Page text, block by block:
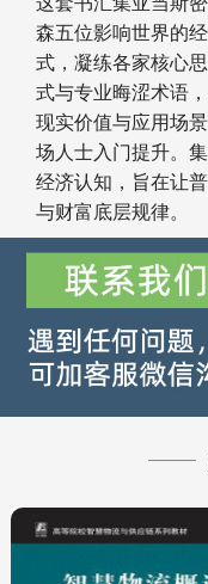
森五位影响世界的
式，凝练各家核心
式与专业晦涩术语
现实价值与应用场
场人士入门提升。
经济认知，旨在让
与财富底层规律。